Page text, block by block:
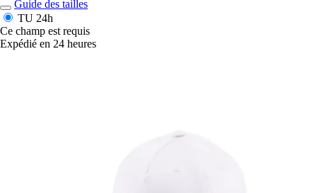
Guide des tailles
TU 24h
Ce champ est requis
Expédié en 24 heures